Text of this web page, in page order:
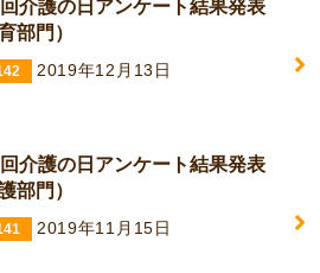
介護の日アンケート結果発表
部門）
2019年12月13日
介護の日アンケート結果発表
部門）
2019年11月15日